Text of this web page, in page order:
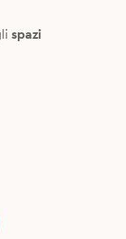
spazi